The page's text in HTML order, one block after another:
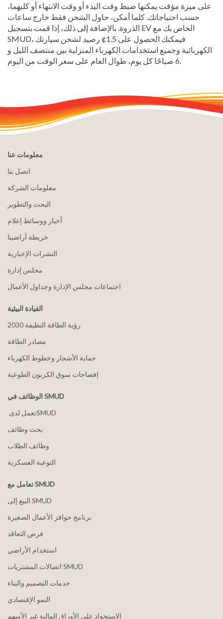
على ميزة مؤقت يمكنها ضبط وقت البدء أو وقت الانتهاء أو كليهما،
حسب احتياجاتك. كلما أمكن، حاول الشحن فقط خارج ساعات
الذروة. بالإضافة إلى ذلك، إذا قمت بتسجيل EV الخاص بك مع
SMUD، فيمكنك الحصول على 1.5¢ رصيد لشحن سيارتك
الكهربائية وجميع استخدامات الكهرباء المنزلية بين منتصف الليل و
معلومات عنا
اتصل بنا
معلومات الشركة
البحث والتطوير
أخبار ووسائط إعلام
خريطة أراضينا
النشرات الإخبارية
مجلس إدارة
اجتماعات مجلس الإدارة وجداول الأعمال
القيادة البيئية
2030 رؤية الطاقة النظيفة
مصادر الطاقة
حماية الأشجار وخطوط الكهرباء
إفصاحات سوق الكربون الطوعية
الوظائف في SMUD
بحث وظائف
وظائف الطلاب
التوعية العسكرية
تعامل مع SMUD
البيع إلى SMUD
برنامج حوافز الأعمال الصغيرة
فرص التعاقد
استخدام الأراضي
اتصالات المشتريات SMUD
خدمات التصميم والبناء
النمو الإقتصادي
الاستحواذ على الأوراق المالية غير الأسهم